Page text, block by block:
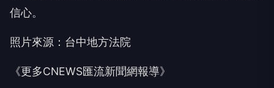
信心。
照片來源：台中地方法院
《更多CNEWS匯流新聞網報導》